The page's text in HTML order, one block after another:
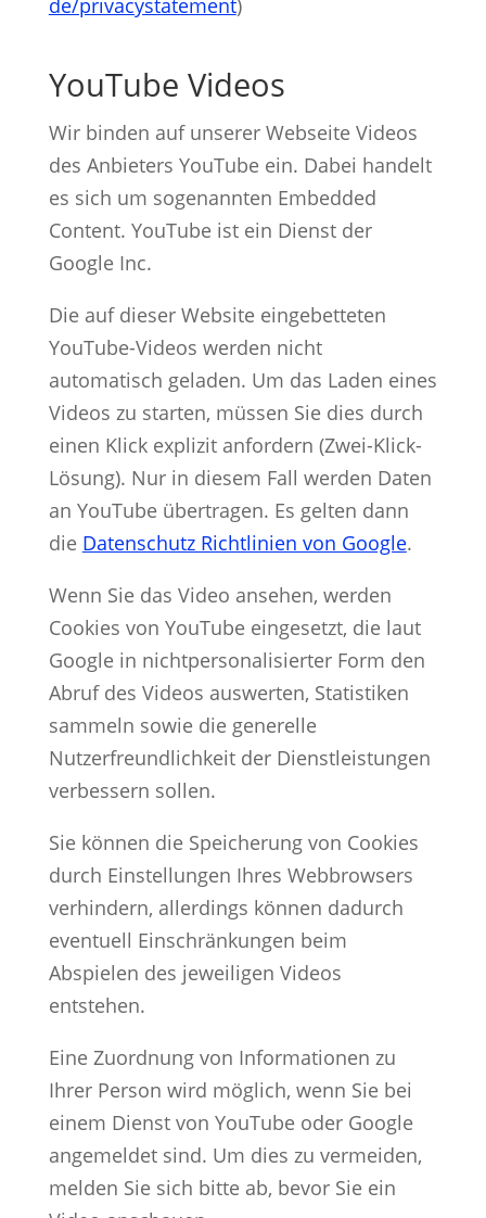
YouTube Videos
Wir binden auf unserer Webseite Videos
des Anbieters YouTube ein. Dabei handelt
es sich um sogenannten Embedded
Content. YouTube ist ein Dienst der
Google Inc.
Die auf dieser Website eingebetteten
YouTube-Videos werden nicht
automatisch geladen. Um das Laden eines
Videos zu starten, müssen Sie dies durch
einen Klick explizit anfordern (Zwei-Klick-
Lösung). Nur in diesem Fall werden Daten
an YouTube übertragen. Es gelten dann
die Datenschutz Richtlinien von Google.
Wenn Sie das Video ansehen, werden
Cookies von YouTube eingesetzt, die laut
Google in nichtpersonalisierter Form den
Abruf des Videos auswerten, Statistiken
sammeln sowie die generelle
Nutzerfreundlichkeit der Dienstleistungen
verbessern sollen.
Sie können die Speicherung von Cookies
durch Einstellungen Ihres Webbrowsers
verhindern, allerdings können dadurch
eventuell Einschränkungen beim
Abspielen des jeweiligen Videos
entstehen.
Eine Zuordnung von Informationen zu
Ihrer Person wird möglich, wenn Sie bei
einem Dienst von YouTube oder Google
angemeldet sind. Um dies zu vermeiden,
melden Sie sich bitte ab, bevor Sie ein